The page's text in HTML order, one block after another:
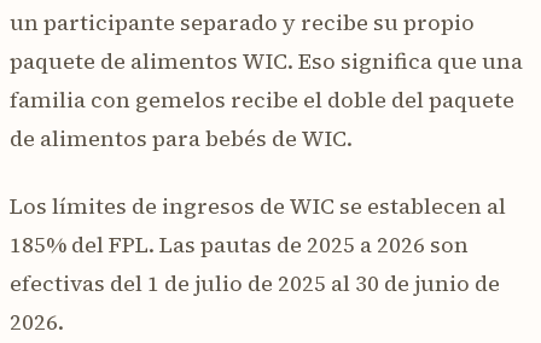
un participante separado y recibe su propio
paquete de alimentos WIC. Eso significa que una
familia con gemelos recibe el doble del paquete
de alimentos para bebés de WIC.
Los límites de ingresos de WIC se establecen al
185% del FPL. Las pautas de 2025 a 2026 son
efectivas del 1 de julio de 2025 al 30 de junio de
2026.